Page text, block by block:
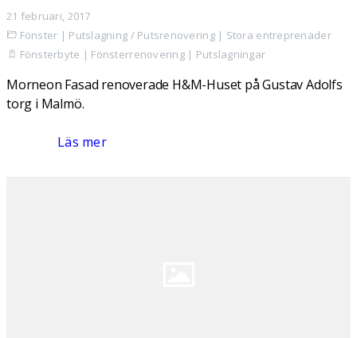
21 februari, 2017
Fönster | Putslagning / Putsrenovering| Stora entreprenader
Fönsterbyte | Fönsterrenovering| Putslagningar
Morneon Fasad renoverade H&M-Huset på Gustav Adolfs
torg i Malmö.
Läs mer